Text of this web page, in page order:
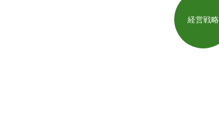
経営戦略